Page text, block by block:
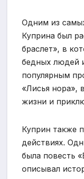
Одним из
Куприна был
браслет», в
бедных людей
популярным
«Лисья нора»,
жизни и
Куприн также
действиях.
была повесть
описывал